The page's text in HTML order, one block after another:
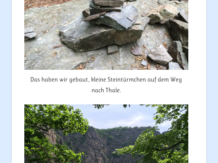
Das haben wir gebaut, kleine Steintürmchen auf dem Weg
nach Thale.